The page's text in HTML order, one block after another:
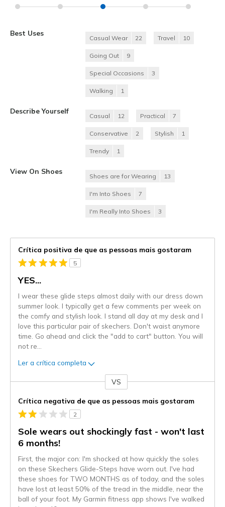
Best Uses
Casual Wear 22 Travel 10
Going Out 9
Special Occasions 3
Walking 1
Describe Yourself
Casual 12 Practical 7
Conservative 2 Stylish 1
Trendy 1
View On Shoes
Shoes are for Wearing 13
I'm Into Shoes 7
I'm Really Into Shoes 3
Crítica positiva de que as pessoas mais gostaram
5
YES...
I wear these glide steps almost daily with our dress down
summer look. I typically get a few comments per week on
the comfy and stylish look. I stand all day at my desk and I
love this particular pair of skechers. Don't waist anymore
time. Go ahead and click the "add to cart" button. You will
not re
Ler a crítica completa
VS
Crítica negativa de que as pessoas mais gostaram
2
Sole wears out shockingly fast - won't last
6 months!
First, the major con: I'm shocked at how quickly the soles
on these Skechers Glide-Steps have worn out. I've had
these shoes for TWO MONTHS as of today, and the soles
have lost at least 50% of the tread in the middle, near the
ball of your foot. My Garmin fitness app shows I've walked